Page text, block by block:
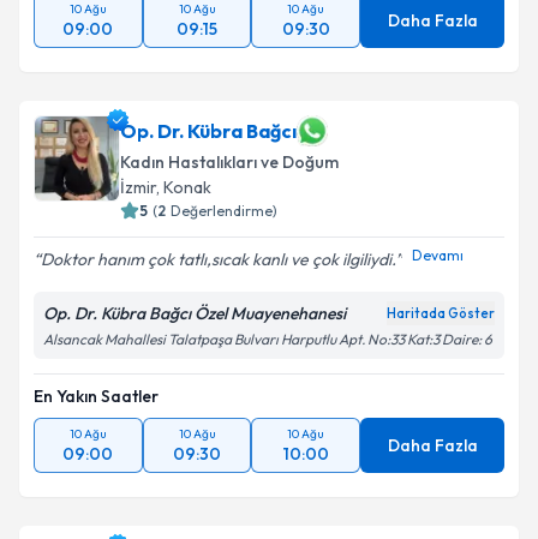
10 Ağu
09:00
10 Ağu
09:15
10 Ağu
09:30 Daha Fazla
Op. Dr. Kübra Bağcı
Kadın Hastalıkları ve Doğum
İzmir, Konak
5 (2 Değerlendirme)
Doktor hanım çok tatlı,sıcak kanlı ve çok ilgiliydi.️ Devamı
Op. Dr. Kübra Bağcı Özel Muayenehanesi Haritada Göster
Alsancak Mahallesi Talatpaşa Bulvarı Harputlu Apt. No:33 Kat:3 Daire: 6
En Yakın Saatler
10 Ağu
09:00
10 Ağu
09:30
10 Ağu
10:00 Daha Fazla